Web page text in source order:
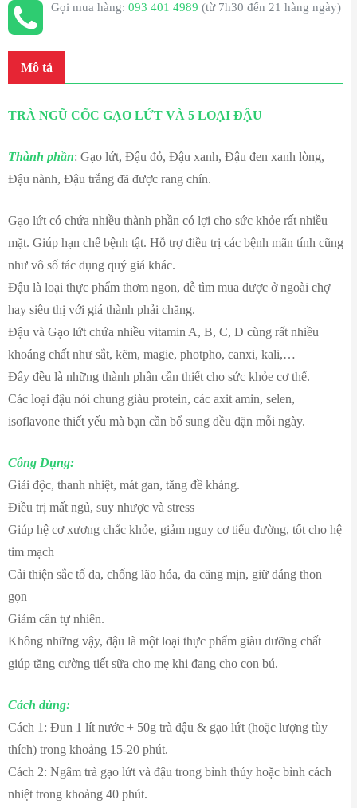
Gọi mua hàng: 093 401 4989 (từ 7h30 đến 21 hàng ngày)
Mô tả
TRÀ NGŨ CỐC GẠO LỨT VÀ 5 LOẠI ĐẬU
Thành phần: Gạo lứt, Đậu đỏ, Đậu xanh, Đậu đen xanh lòng,
Đậu nành, Đậu trắng đã được rang chín.
Gạo lứt có chứa nhiều thành phần có lợi cho sức khỏe rất nhiều
mặt. Giúp hạn chế bệnh tật. Hỗ trợ điều trị các bệnh mãn tính cũng
như vô số tác dụng quý giá khác.
Đậu là loại thực phẩm thơm ngon, dễ tìm mua được ở ngoài chợ
hay siêu thị với giá thành phải chăng.
Đậu và Gạo lứt chứa nhiều vitamin A, B, C, D cùng rất nhiều
khoáng chất như sắt, kẽm, magie, photpho, canxi, kali,…
Đây đều là những thành phần cần thiết cho sức khỏe cơ thể.
Các loại đậu nói chung giàu protein, các axit amin, selen,
isoflavone thiết yếu mà bạn cần bổ sung đều đặn mỗi ngày.
Công Dụng:
Giải độc, thanh nhiệt, mát gan, tăng đề kháng.
Điều trị mất ngủ, suy nhược và stress
Giúp hệ cơ xương chắc khỏe, giảm nguy cơ tiểu đường, tốt cho hệ
tim mạch
Cải thiện sắc tố da, chống lão hóa, da căng mịn, giữ dáng thon
gọn
Giảm cân tự nhiên.
Không những vậy, đậu là một loại thực phẩm giàu dưỡng chất
giúp tăng cường tiết sữa cho mẹ khi đang cho con bú.
Cách dùng:
Cách 1: Đun 1 lít nước + 50g trà đậu & gạo lứt (hoặc lượng tùy
thích) trong khoảng 15-20 phút.
Cách 2: Ngâm trà gạo lứt và đậu trong bình thủy hoặc bình cách
nhiệt trong khoảng 40 phút.